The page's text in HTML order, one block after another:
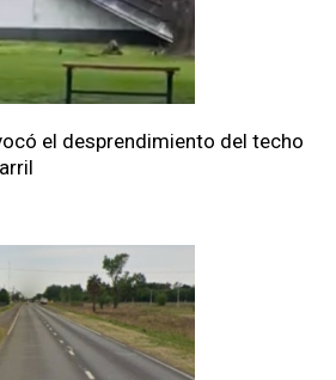
el desprendimiento del techo